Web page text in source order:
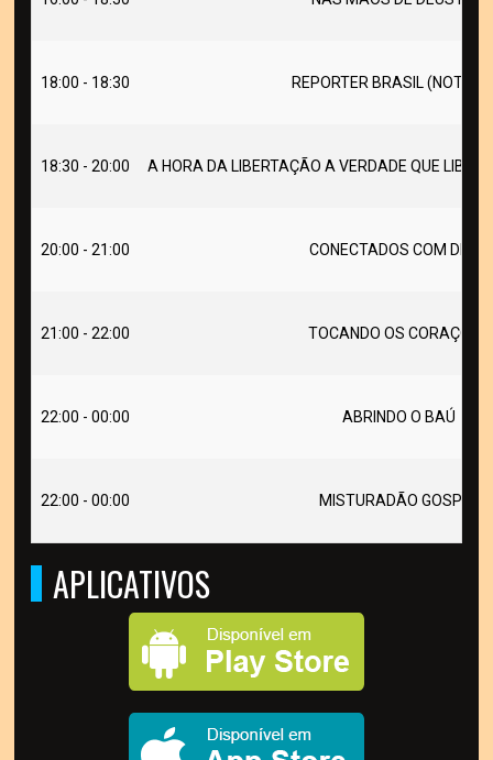
18:00 - 18:30 REPORTER BRASIL
18:30 - 20:00 A HORA DA LIBERTAÇÃO A VERDADE QUE
20:00 - 21:00 CONECTADOS COM DEUS
21:00 - 22:00 TOCANDO OS CORAÇÕES
22:00 - 00:00 ABRINDO O BAÚ
22:00 - 00:00 MISTURADÃO GOSPEL
APLICATIVOS